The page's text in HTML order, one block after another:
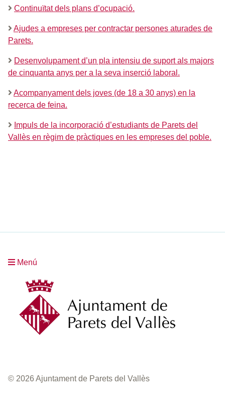
Continuïtat dels plans d’ocupació.
Ajudes a empreses per contractar persones aturades de
Parets.
Desenvolupament d’un pla intensiu de suport als majors
de cinquanta anys per a la seva inserció laboral.
Acompanyament dels joves (de 18 a 30 anys) en la
recerca de feina.
Impuls de la incorporació d’estudiants de Parets del
Vallès en règim de pràctiques en les empreses del poble.
Menú
© 2026 Ajuntament de Parets del Vallès